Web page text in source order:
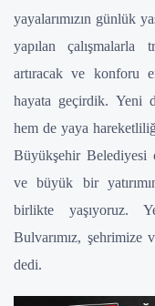
yayalarımızın günlük
yapılan çalışmalarla
artıracak ve konforu
hayata geçirdik. Yeni
hem de yaya
Büyükşehir Belediyesi
ve büyük bir
birlikte yaşıyoruz.
Bulvarımız, şehrimize
dedi.